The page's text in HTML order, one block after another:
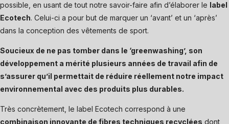
possible, en usant de tout notre savoir-faire afin d’élaborer le label
Ecotech. Celui-ci a pour but de marquer un ‘avant’ et un ‘après’
dans la conception des vêtements de sport.
Soucieux de ne pas tomber dans le ‘greenwashing’, son
développement a mérité plusieurs années de travail afin de
s’assurer qu’il permettait de réduire réellement notre impact
environnemental avec des produits plus durables.
Très concrètement, le label Ecotech correspond à une
combinaison innovante de fibres techniques recyclées dont